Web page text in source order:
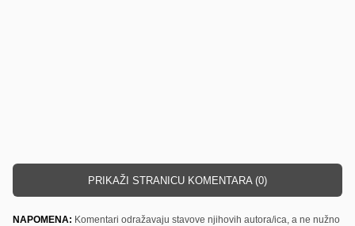
PRIKAŽI STRANICU KOMENTARA (0)
NAPOMENA: Komentari odražavaju stavove njihovih autora/ica, a ne nužno